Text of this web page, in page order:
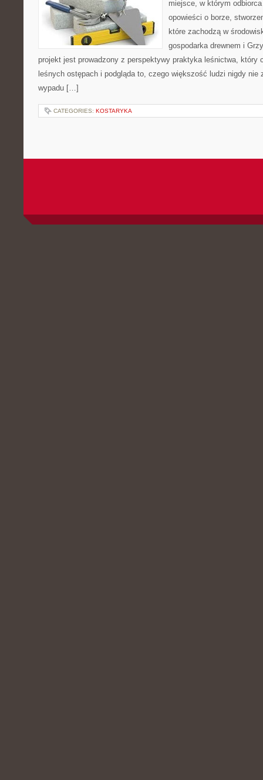
miejsce, w którym
opowieści o borze,
które zachodzą w
gospodarka drewnem i
projekt jest prowadzony z perspektywy praktyka leśnictwa, który
leśnych ostępach i podgląda to, czego większość ludzi nigdy nie
wypadu […]
CATEGORIES: KOSTARYKA